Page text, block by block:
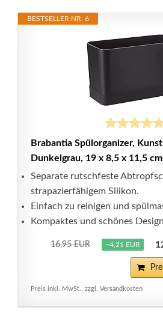
BESTSELLER NR. 6
Brabantia Spülorganizer,
Dunkelgrau, 19 x 8,5 x 11,5
Separate rutschfeste
strapazierfähigem Silikon.
Einfach zu reinigen und
Kompaktes und schönes
16,95 EUR −4,21 EUR
Preis inkl. MwSt., zzgl. Versandkosten